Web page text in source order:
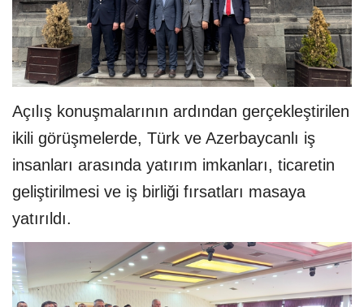
Açılış konuşmalarının ardından gerçekleştirilen
ikili görüşmelerde, Türk ve Azerbaycanlı iş
insanları arasında yatırım imkanları, ticaretin
geliştirilmesi ve iş birliği fırsatları masaya
yatırıldı.